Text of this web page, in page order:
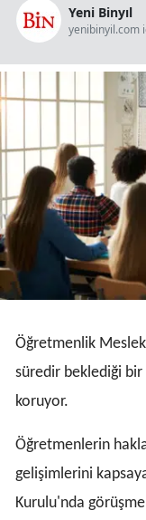
Yeni Binyıl
yenibinyil.com
Öğretmenlik Meslek
süredir beklediği
koruyor.
Öğretmenlerin
gelişimlerini
Kurulu'nda